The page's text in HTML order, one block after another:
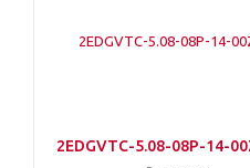
2EDGVTC-5.08-08P-14-